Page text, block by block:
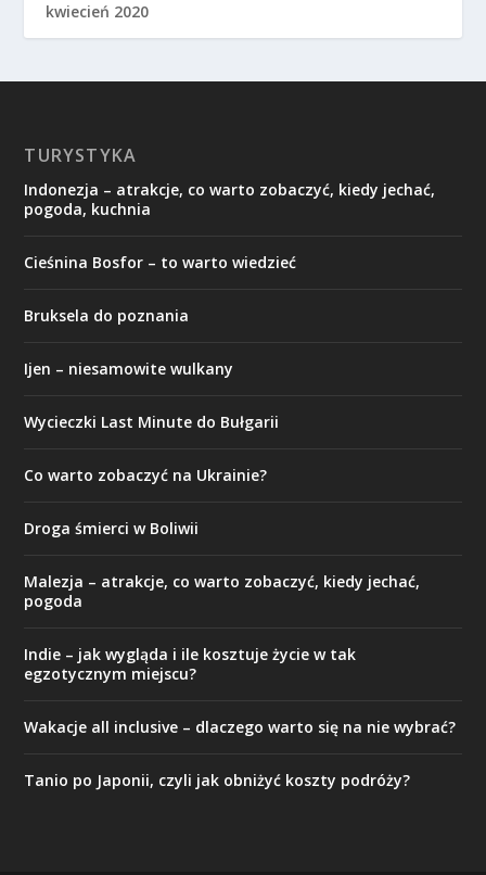
kwiecień 2020
TURYSTYKA
Indonezja – atrakcje, co warto zobaczyć, kiedy jechać,
pogoda, kuchnia
Cieśnina Bosfor – to warto wiedzieć
Bruksela do poznania
Ijen – niesamowite wulkany
Wycieczki Last Minute do Bułgarii
Co warto zobaczyć na Ukrainie?
Droga śmierci w Boliwii
Malezja – atrakcje, co warto zobaczyć, kiedy jechać,
pogoda
Indie – jak wygląda i ile kosztuje życie w tak
egzotycznym miejscu?
Wakacje all inclusive – dlaczego warto się na nie wybrać?
Tanio po Japonii, czyli jak obniżyć koszty podróży?